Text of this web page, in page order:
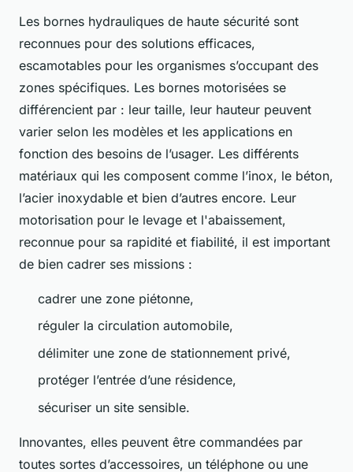
Les bornes hydrauliques de haute sécurité sont
reconnues pour des solutions efficaces,
escamotables pour les organismes s’occupant des
zones spécifiques. Les bornes motorisées se
différencient par : leur taille, leur hauteur peuvent
varier selon les modèles et les applications en
fonction des besoins de l’usager. Les différents
matériaux qui les composent comme l’inox, le béton,
l’acier inoxydable et bien d’autres encore. Leur
motorisation pour le levage et l'abaissement,
reconnue pour sa rapidité et fiabilité, il est important
de bien cadrer ses missions :
cadrer une zone piétonne,
réguler la circulation automobile,
délimiter une zone de stationnement privé,
protéger l’entrée d’une résidence,
sécuriser un site sensible.
Innovantes, elles peuvent être commandées par
toutes sortes d’accessoires, un téléphone ou une